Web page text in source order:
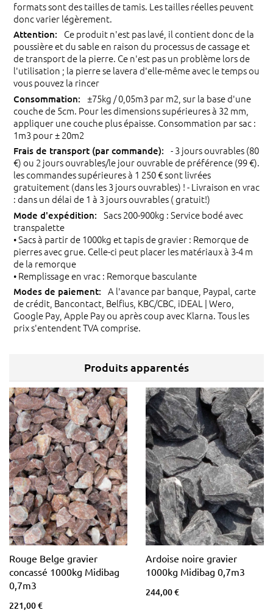
formats sont des tailles de tamis. Les tailles réelles peuvent
donc varier légèrement.
Ce produit n'est pas lavé, il contient donc de la
poussière et du sable en raison du processus de cassage et
de transport de la pierre. Ce n'est pas un problème lors de
l'utilisation ; la pierre se lavera d'elle-même avec le temps ou
vous pouvez la rincer
±75kg / 0,05m3 par m2, sur la base d'une
couche de 5cm. Pour les dimensions supérieures à 32 mm,
appliquer une couche plus épaisse. Consommation par sac :
1m3 pour ± 20m2
- 3 jours ouvrables (80
€) ou 2 jours ouvrables/le jour ouvrable de préférence (99 €).
les commandes supérieures à 1 250 € sont livrées
gratuitement (dans les 3 jours ouvrables) ! - Livraison en vrac
: dans un délai de 1 à 3 jours ouvrables ( gratuit!)
Sacs 200-900kg : Service bodé avec
transpalette
• Sacs à partir de 1000kg et tapis de gravier : Remorque de
pierres avec grue. Celle-ci peut placer les matériaux à 3-4 m
de la remorque
• Remplissage en vrac : Remorque basculante
A l'avance par banque, Paypal, carte
de crédit, Bancontact, Belfius, KBC/CBC, iDEAL | Wero,
Google Pay, Apple Pay ou après coup avec Klarna. Tous les
prix s'entendent TVA comprise.
Produits apparentés
Rouge Belge gravier
concassé 1000kg Midibag
0,7m3
221,00 €
Ardoise noire gravier
1000kg Midibag 0,7m3
244,00 €